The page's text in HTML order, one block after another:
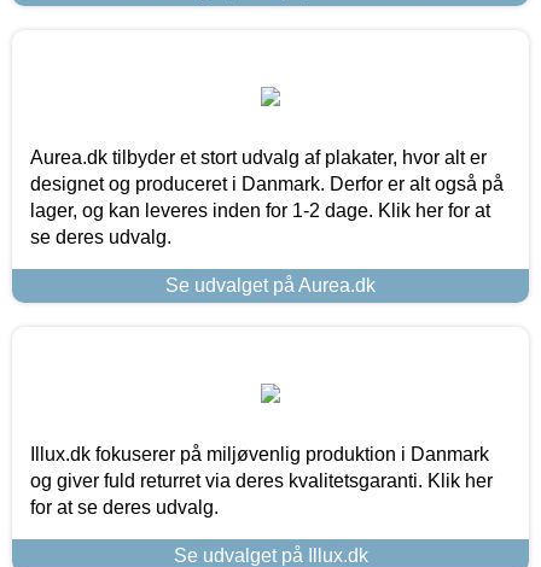
Aurea.dk tilbyder et stort udvalg af plakater, hvor alt er
designet og produceret i Danmark. Derfor er alt også på
lager, og kan leveres inden for 1-2 dage. Klik her for at
se deres udvalg.
Se udvalget på Aurea.dk
Illux.dk fokuserer på miljøvenlig produktion i Danmark
og giver fuld returret via deres kvalitetsgaranti. Klik her
for at se deres udvalg.
Se udvalget på Illux.dk